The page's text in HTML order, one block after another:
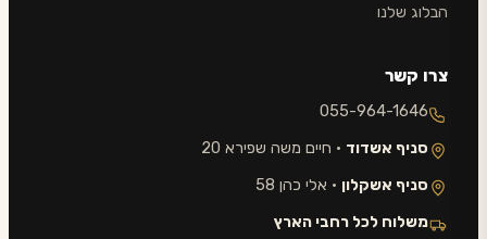
הבלוג שלנו
צרו קשר
055-964-1646
סניף אשדוד · חיים משה שפירא 20
סניף אשקלון · אלי כהן 58
משלוח לכל רחבי הארץ